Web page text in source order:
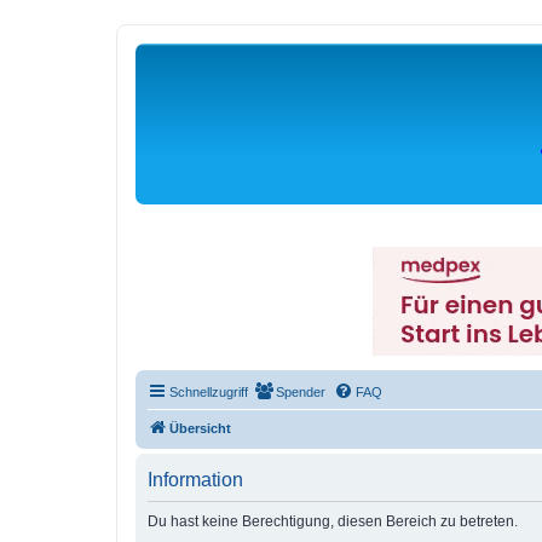
Schnellzugriff Spender FAQ
Übersicht
Information
Du hast keine Berechtigung, diesen Bereich zu betreten.